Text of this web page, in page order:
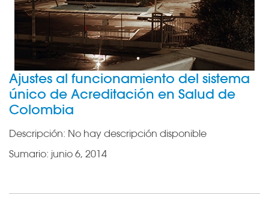
Ajustes al funcionamiento del sistema
único de Acreditación en Salud de
Colombia
Descripción: No hay descripción disponible
Sumario: junio 6, 2014